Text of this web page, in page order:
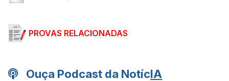
PROVAS RELACIONADAS
Ouça Podcast da NotícIA